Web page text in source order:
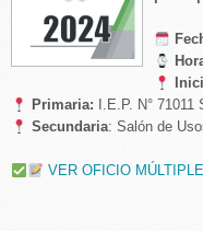
Primaria:
I.E.P. N°
Secundaria: Salón de
VER OFICIO MÚLTIPLE